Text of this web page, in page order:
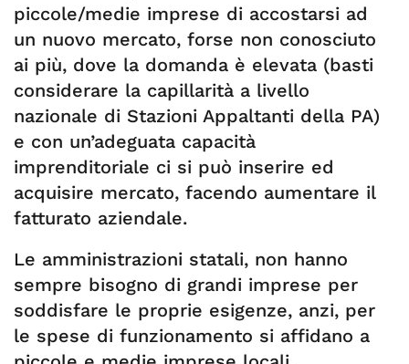
piccole/medie imprese di accostarsi ad
un nuovo mercato, forse non conosciuto
ai più, dove la domanda è elevata (basti
considerare la capillarità a livello
nazionale di Stazioni Appaltanti della PA)
e con un’adeguata capacità
imprenditoriale ci si può inserire ed
acquisire mercato, facendo aumentare il
fatturato aziendale.
Le amministrazioni statali, non hanno
sempre bisogno di grandi imprese per
soddisfare le proprie esigenze, anzi, per
le spese di funzionamento si affidano a